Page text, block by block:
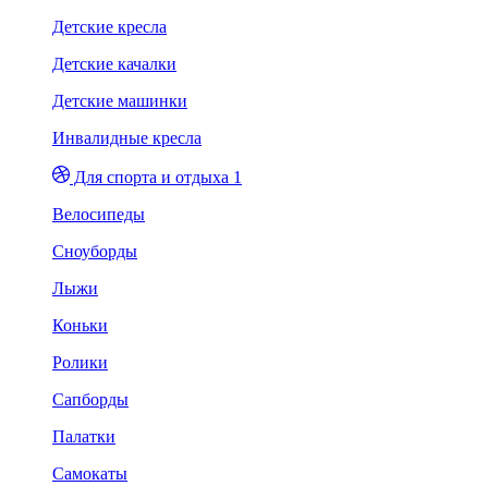
Детские кресла
Детские качалки
Детские машинки
Инвалидные кресла
Для спорта и отдыха 1
Велосипеды
Сноуборды
Лыжи
Коньки
Ролики
Сапборды
Палатки
Самокаты